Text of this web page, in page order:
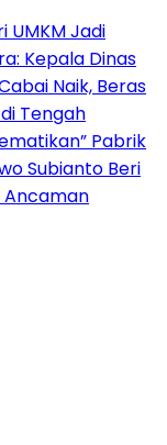
UMKM Jadi
Kepala Dinas
Naik, Beras
Tengah
Pabrik
Subianto Beri
Ancaman